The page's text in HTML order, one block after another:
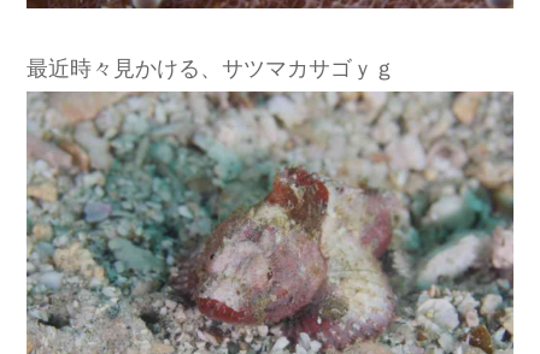
最近時々見かける、サツマカサゴｙｇ